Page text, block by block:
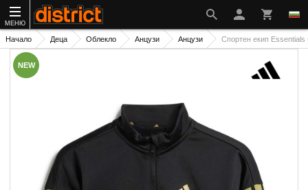
МЕНЮ
Начало Деца Облекло Анцузи Анцузи Спортен екип
NEW